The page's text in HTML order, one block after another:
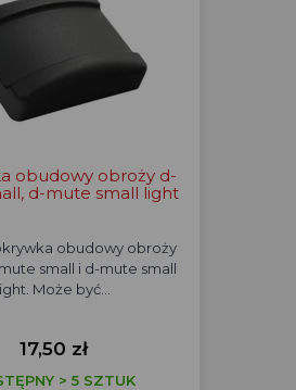
obudowy obroży d-
d-mute small light
obudowy obroży
small i d-mute small
Może być…
17,50 zł
> 5 SZTUK